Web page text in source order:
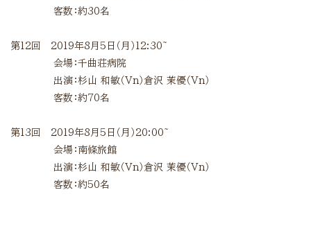
客数：約30名
第12回 2019年8月5日（月）12:30~
会場：千曲荘病院
出演：杉山 和敏（ Vn ）倉沢 茉優（ Vn ）
客数：約70名
第13回 2019年8月5日（月）20:00~
会場：南條旅館
出演：杉山 和敏（ Vn ）倉沢 茉優（ Vn ）
客数：約50名